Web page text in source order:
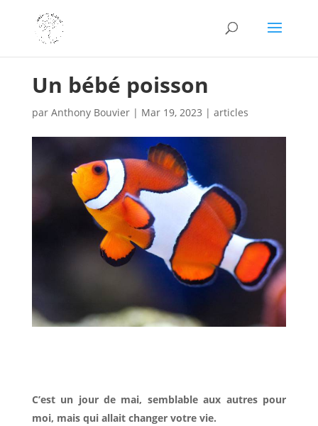
Un bébé poisson
par Anthony Bouvier| Mar 19, 2023 | articles
C’est un jour de mai, semblable aux autres pour
moi, mais qui allait changer votre vie.